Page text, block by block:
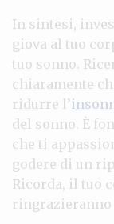
In sintesi,
giova al tuo
tuo sonno.
chiaramente
ridurre l’
del sonno. È
che ti
godere di un
Ricorda, il tuo
ringrazieranno